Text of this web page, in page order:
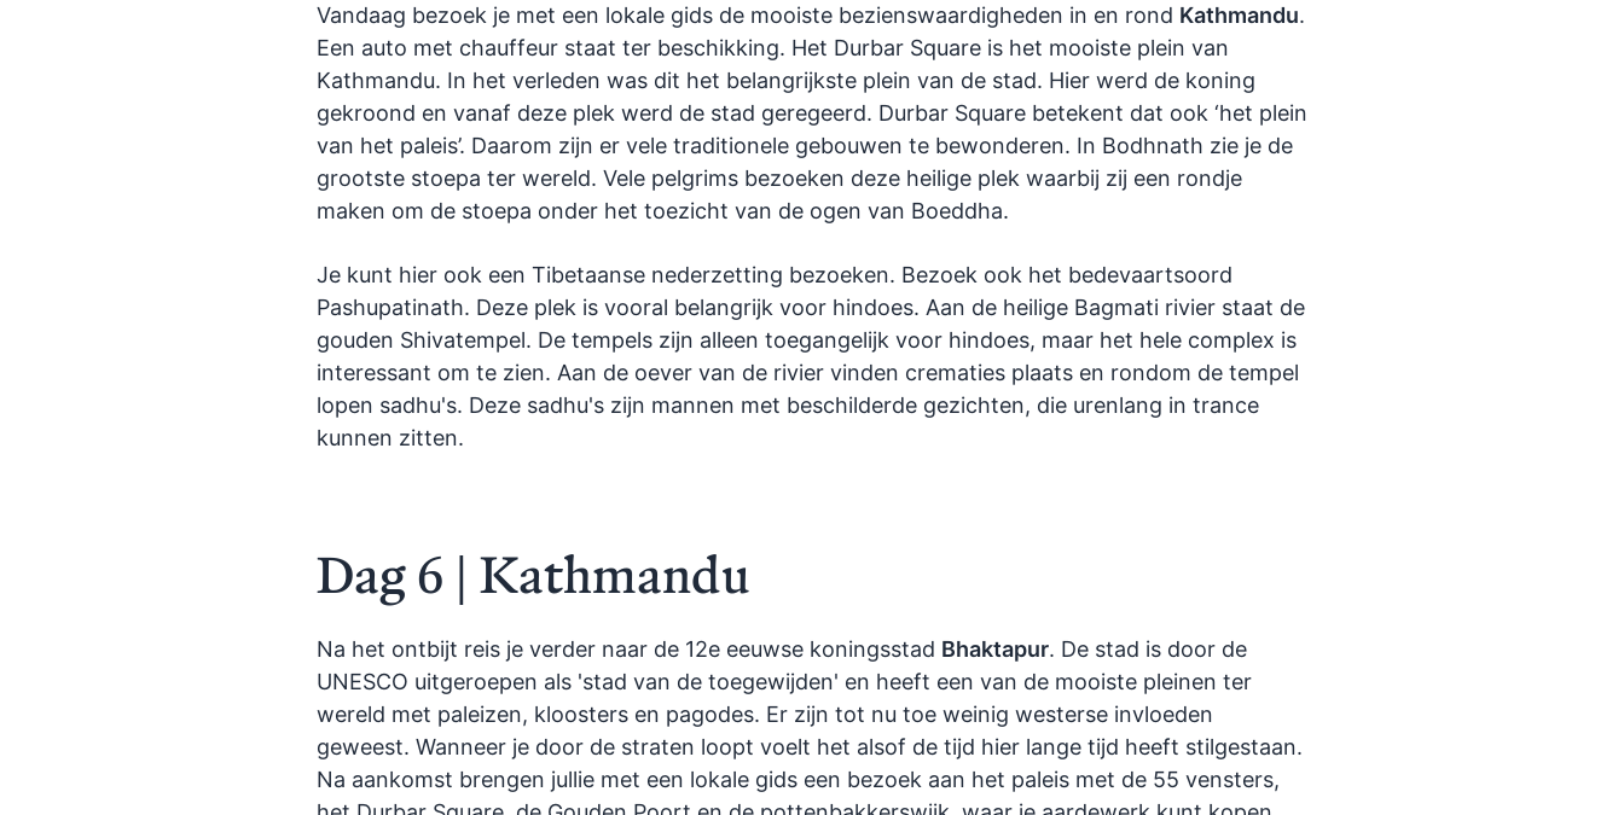
Vandaag bezoek je met een lokale gids de mooiste bezienswaardigheden in en rond Kathmandu.
Een auto met chauffeur staat ter beschikking. Het Durbar Square is het mooiste plein van
Kathmandu. In het verleden was dit het belangrijkste plein van de stad. Hier werd de koning
gekroond en vanaf deze plek werd de stad geregeerd. Durbar Square betekent dat ook ‘het plein
van het paleis’. Daarom zijn er vele traditionele gebouwen te bewonderen. In Bodhnath zie je de
grootste stoepa ter wereld. Vele pelgrims bezoeken deze heilige plek waarbij zij een rondje
maken om de stoepa onder het toezicht van de ogen van Boeddha.
Je kunt hier ook een Tibetaanse nederzetting bezoeken. Bezoek ook het bedevaartsoord
Pashupatinath. Deze plek is vooral belangrijk voor hindoes. Aan de heilige Bagmati rivier staat de
gouden Shivatempel. De tempels zijn alleen toegangelijk voor hindoes, maar het hele complex is
interessant om te zien. Aan de oever van de rivier vinden crematies plaats en rondom de tempel
lopen sadhu's. Deze sadhu's zijn mannen met beschilderde gezichten, die urenlang in trance
kunnen zitten.
Dag 6 | Kathmandu
Na het ontbijt reis je verder naar de 12e eeuwse koningsstad Bhaktapur. De stad is door de
UNESCO uitgeroepen als 'stad van de toegewijden' en heeft een van de mooiste pleinen ter
wereld met paleizen, kloosters en pagodes. Er zijn tot nu toe weinig westerse invloeden
geweest. Wanneer je door de straten loopt voelt het alsof de tijd hier lange tijd heeft stilgestaan.
Na aankomst brengen jullie met een lokale gids een bezoek aan het paleis met de 55 vensters,